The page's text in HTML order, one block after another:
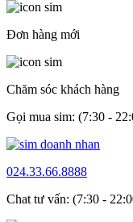
Đơn hàng mới
Chăm sóc khách hàng
Gọi mua sim: (7:30 -
024.33.66.8888
Chat tư vấn: (7:30 -